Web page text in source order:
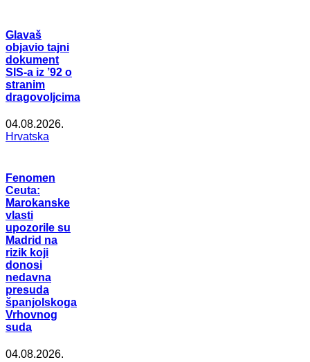
Glavaš
objavio tajni
dokument
SIS-a iz ’92 o
stranim
dragovoljcima
04.08.2026.
Hrvatska
Fenomen
Ceuta:
Marokanske
vlasti
upozorile su
Madrid na
rizik koji
donosi
nedavna
presuda
španjolskoga
Vrhovnog
suda
04.08.2026.